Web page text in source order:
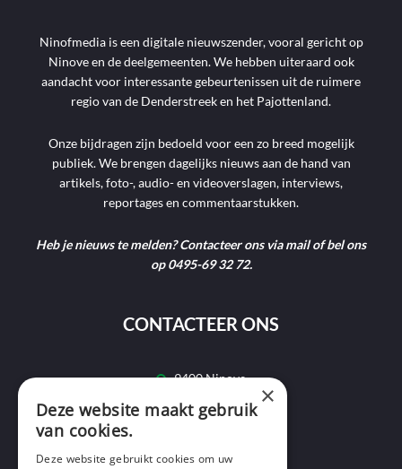
Ninofmedia is een digitale nieuwszender, vooral gericht op
Ninove en de deelgemeenten. We hebben uiteraard ook
aandacht voor interessante gebeurtenissen uit de ruimere
regio van de Denderstreek en het Pajottenland.
Onze bijdragen zijn bedoeld voor een zo breed mogelijk
publiek. We brengen dagelijks nieuws aan de hand van
artikels, foto-, audio- en videoverslagen, interviews,
reportages en commentaarstukken.
Heb je nieuws te melden? Contacteer ons via mail of bel ons
op 0495-69 32 72.
CONTACTEER ONS
9400 Ninove
info@ninofmedia.tv
+32 495 69 32 72
×
Deze website maakt gebruik
van cookies.
Deze website gebruikt cookies om uw